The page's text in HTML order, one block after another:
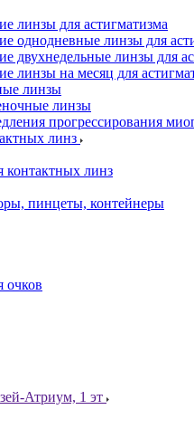
линзы для астигматизма
однодневные линзы для
двухнедельные линзы для
линзы на месяц для
линзы
линзы
прогрессирования
линз
контактных линз
пинцеты, контейнеры
очков
Атриум, 1 эт